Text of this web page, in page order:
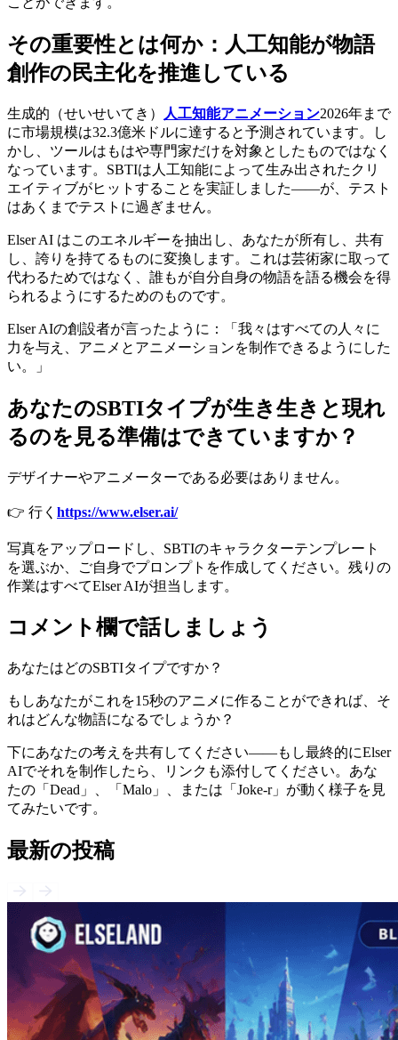
その重要性とは何か：人工知能が物語
創作の民主化を推進している
生成的（せいせいてき） 人工知能アニメーション2026年まで
に市場規模は32.3億米ドルに達すると予測されています。し
かし、ツールはもはや専門家だけを対象としたものではなく
なっています。SBTIは人工知能によって生み出されたクリ
エイティブがヒットすることを実証しました——が、テスト
はあくまでテストに過ぎません。
Elser AI はこのエネルギーを抽出し、あなたが所有し、共有
し、誇りを持てるものに変換します。これは芸術家に取って
代わるためではなく、誰もが自分自身の物語を語る機会を得
られるようにするためのものです。
Elser AIの創設者が言ったように：「我々はすべての人々に
力を与え、アニメとアニメーションを制作できるようにした
い。」
あなたのSBTIタイプが生き生きと現れ
るのを見る準備はできていますか？
デザイナーやアニメーターである必要はありません。
👉 行く https://www.elser.ai/
写真をアップロードし、SBTIのキャラクターテンプレート
を選ぶか、ご自身でプロンプトを作成してください。残りの
作業はすべてElser AIが担当します。
コメント欄で話しましょう
あなたはどのSBTIタイプですか？
もしあなたがこれを15秒のアニメに作ることができれば、そ
れはどんな物語になるでしょうか？
下にあなたの考えを共有してください――もし最終的にElser
AIでそれを制作したら、リンクも添付してください。あな
たの「Dead」、「Malo」、または「Joke‑r」が動く様子を見
てみたいです。
最新の投稿